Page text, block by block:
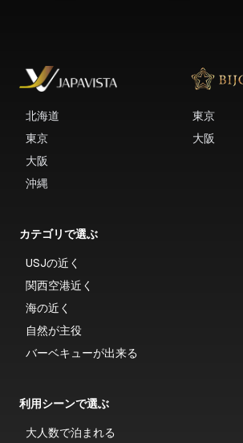
北海道
東京
大阪
沖縄
東京
大阪
カテゴリで選ぶ
USJの近く
関西空港近く
海の近く
自然が主役
バーベキューが出来る
利用シーンで選ぶ
大人数で泊まれる